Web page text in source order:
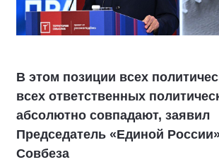
В этом позиции всех
всех ответственных
абсолютно совпадают, заявил
Председатель «Единой
Совбеза